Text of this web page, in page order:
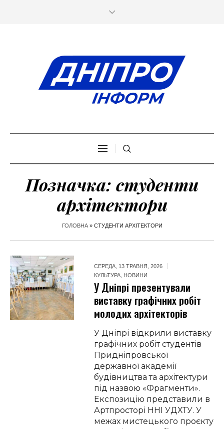
Позначка: студенти
архітектори
ГОЛОВНА» СТУДЕНТИ АРХІТЕКТОРИ
СЕРЕДА, 13 ТРАВНЯ, 2026
КУЛЬТУРА НОВИНИ
У Дніпрі презентували
виставку графічних робіт
молодих архітекторів
У Дніпрі відкрили виставку
графічних робіт студентів
Придніпровської
державної академії
будівництва та архітектури
під назвою «Фрагменти».
Експозицію представили в
Артпросторі ННІ УДХТУ. У
межах мистецького проєкту